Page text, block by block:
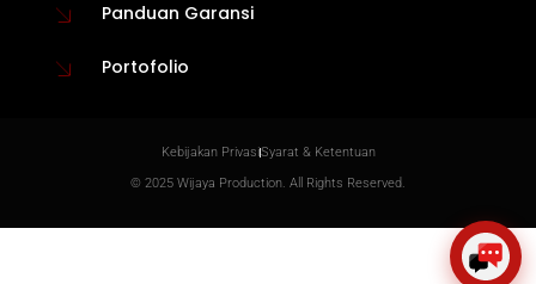
Panduan Garansi
Portofolio
Kebijakan PrivasiSyarat & Ketentuan
© 2025 Wijaya Production. All Rights Reserved.